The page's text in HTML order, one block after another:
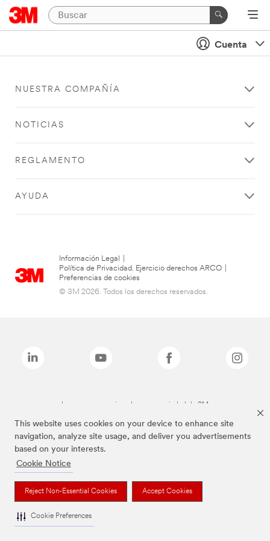
This website uses cookies on your device to enhance site
navigation, analyze site usage, and deliver you advertisements
based on your interests.
Cookie Notice
Reject Non-Essential Cookies Accept Cookies
Cookie Preferences
Cuenta
NUESTRA COMPAÑÍA
NOTICIAS
REGLAMENTO
AYUDA
Información Legal
Política de Privacidad. Ejercicio derechos ARCO
Preferencias de cookies
© 3M 2026. Todos los derechos reservados.
Las marcas mencionadas son propiedad de 3M